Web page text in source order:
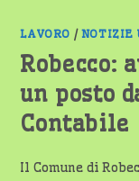
LAVORO / NOTIZIE
Robecco:
un posto
Contabile
Il Comune di